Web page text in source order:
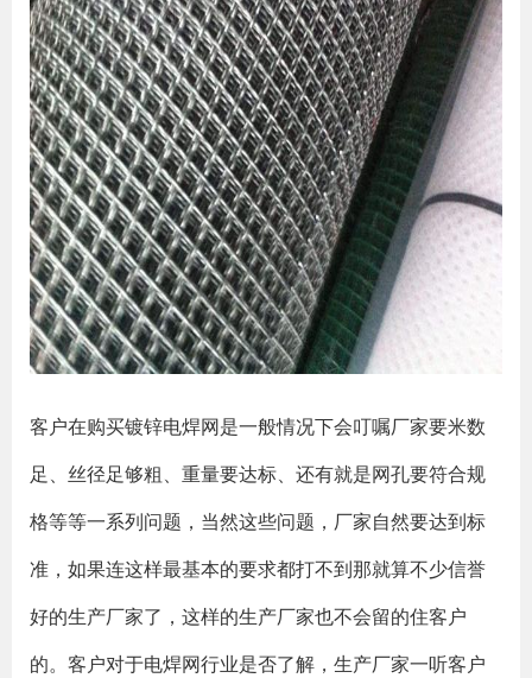
客户在购买镀锌电焊网是一般情况下会叮嘱厂家要米数
足、丝径足够粗、重量要达标、还有就是网孔要符合规
格等等一系列问题，当然这些问题，厂家自然要达到标
准，如果连这样最基本的要求都打不到那就算不少信誉
好的生产厂家了，这样的生产厂家也不会留的住客户
的。客户对于电焊网行业是否了解，生产厂家一听客户